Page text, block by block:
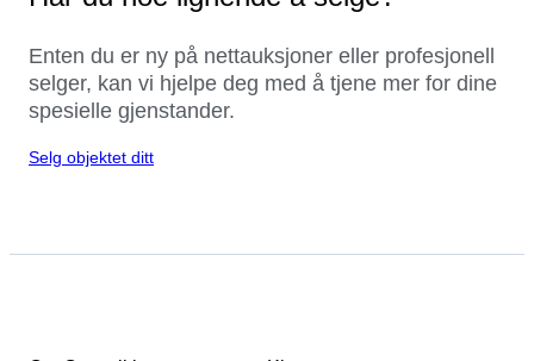
Enten du er ny på nettauksjoner eller profesjonell
selger, kan vi hjelpe deg med å tjene mer for dine
spesielle gjenstander.
Selg objektet ditt